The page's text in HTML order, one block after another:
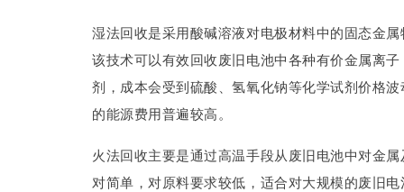
湿法回收是采用酸碱溶液对电极材料中的固态金
该技术可以有效回收废旧电池中各种有价金属离
剂，成本会受到硫酸、氢氧化钠等化学试剂价格
的能源费用普遍较高。
火法回收主要是通过高温手段从废旧电池中对金
对简单，对原料要求较低，适合对大规模的废旧